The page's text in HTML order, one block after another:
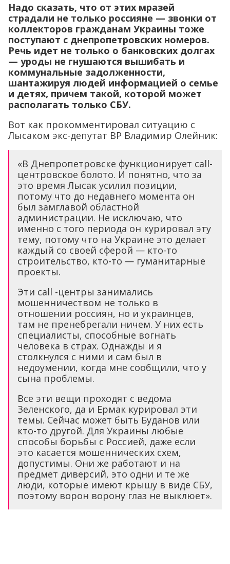
Надо сказать, что от этих мразей
страдали не только россияне — звонки от
коллекторов гражданам Украины тоже
поступают с днепропетровских номеров.
Речь идет не только о банковских долгах
— уроды не гнушаются вышибать и
коммунальные задолженности,
шантажируя людей информацией о семье
и детях, причем такой, которой может
располагать только СБУ.
Вот как прокомментировал ситуацию с
Лысаком экс-депутат ВР Владимир Олейник:
«В Днепропетровске функционирует call-
центровское болото. И понятно, что за
это время Лысак усилил позиции,
потому что до недавнего момента он
был замглавой областной
администрации. Не исключаю, что
именно с того периода он курировал эту
тему, потому что на Украине это делает
каждый со своей сферой — кто-то
строительство, кто-то — гуманитарные
проекты.
Эти call -центры занимались
мошенничеством не только в
отношении россиян, но и украинцев,
там не пренебрегали ничем. У них есть
специалисты, способные вогнать
человека в страх. Однажды и я
столкнулся с ними и сам был в
недоумении, когда мне сообщили, что у
сына проблемы.
Все эти вещи проходят с ведома
Зеленского, да и Ермак курировал эти
темы. Сейчас может быть Буданов или
кто-то другой. Для Украины любые
способы борьбы с Россией, даже если
это касается мошеннических схем,
допустимы. Они же работают и на
предмет диверсий, это одни и те же
люди, которые имеют крышу в виде СБУ,
поэтому ворон ворону глаз не выклюет».